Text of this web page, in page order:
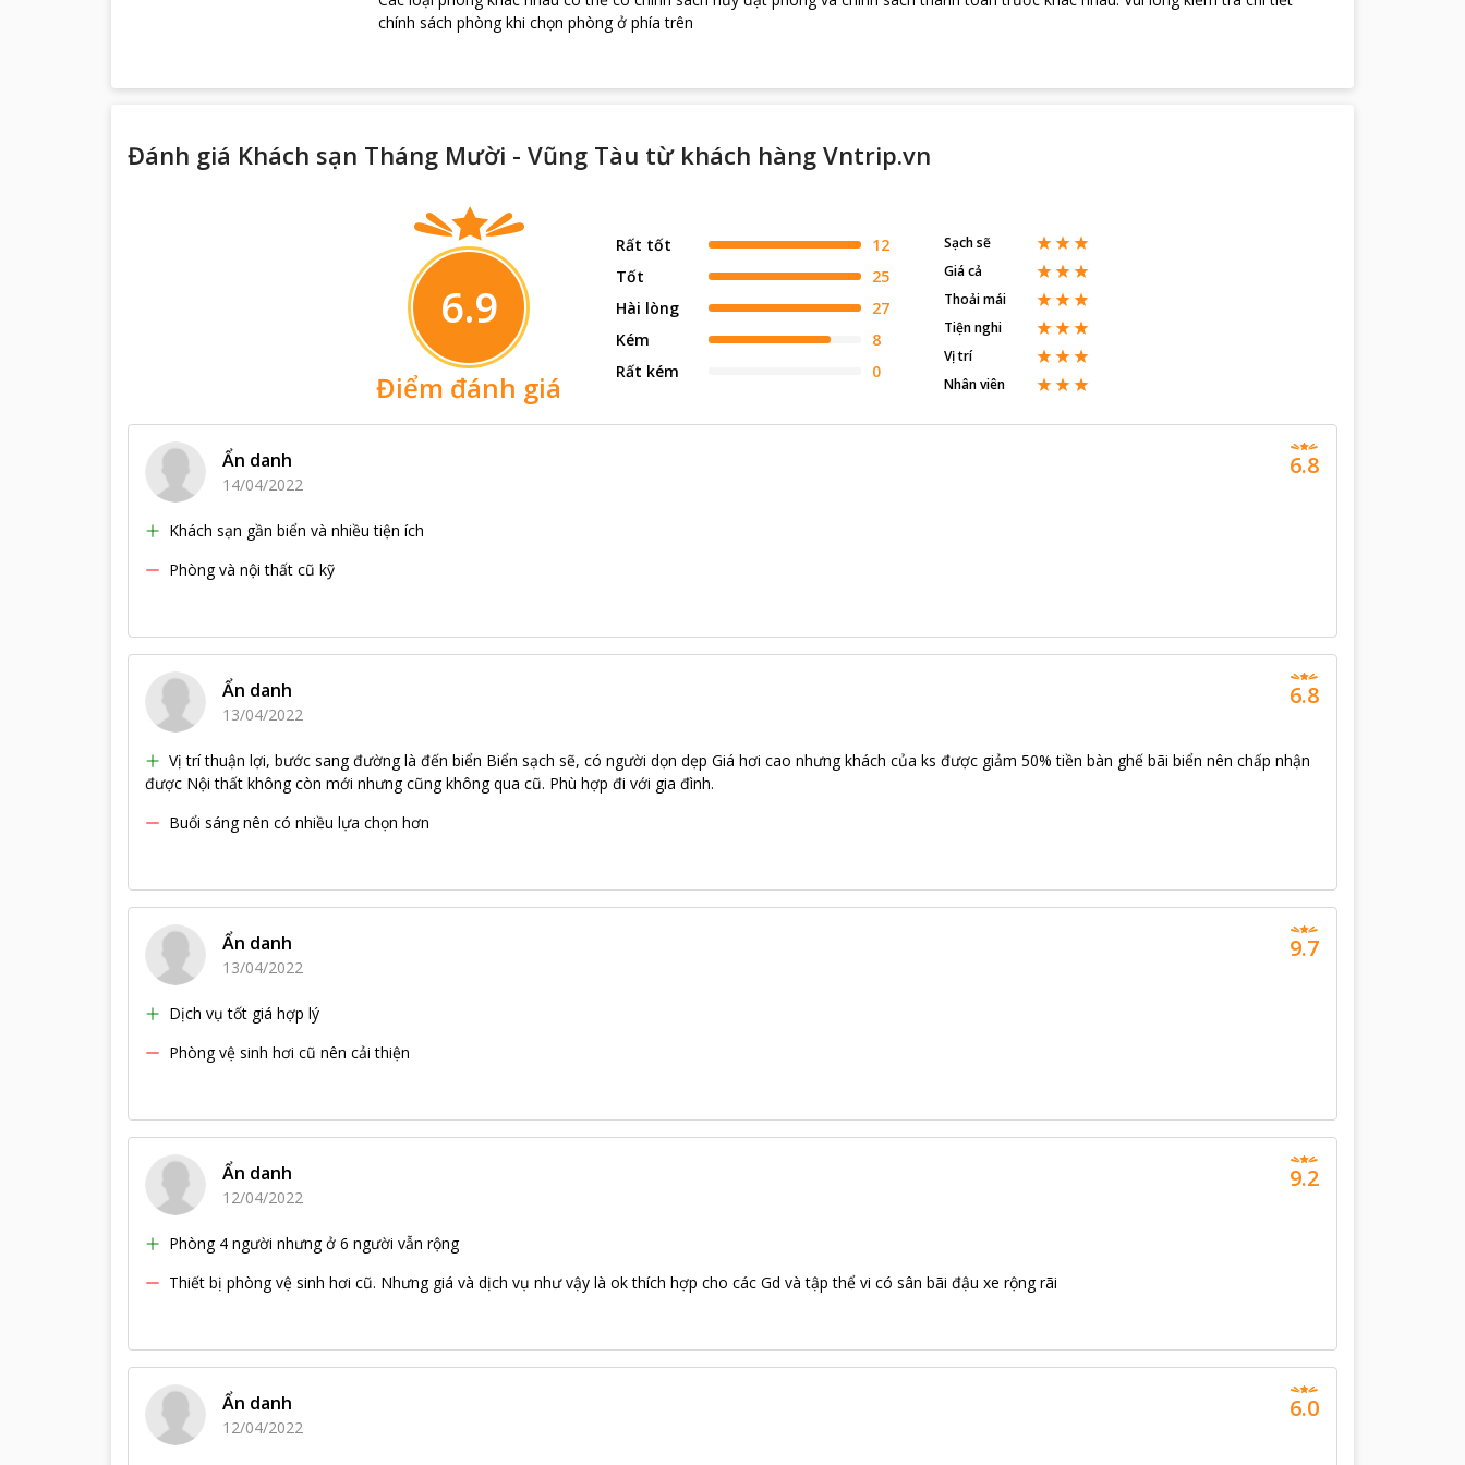
chính sách phòng khi chọn phòng ở phía trên
Đánh giá Khách sạn Tháng Mười - Vũng Tàu từ khách hàng Vntrip.vn
6.9
Điểm đánh giá
Rất tốt
12
Tốt
25
Hài lòng
27
Kém
8
Rất kém
0
Sạch sẽ
Giá cả
Thoải mái
Tiện nghi
Vị trí
Nhân viên
Ẩn danh
14/04/2022
Khách sạn gần biển và nhiều tiện ích
Phòng và nội thất cũ kỹ
6.8
Ẩn danh
13/04/2022
Vị trí thuận lợi, bước sang đường là đến biển Biển sạch sẽ, có người dọn dẹp Giá hơi cao nhưng khách của ks được giảm 50% tiền bàn ghế bãi biển nên chấp nhận
được Nội thất không còn mới nhưng cũng không qua cũ. Phù hợp đi với gia đình.
Buổi sáng nên có nhiều lựa chọn hơn
6.8
Ẩn danh
13/04/2022
Dịch vụ tốt giá hợp lý
Phòng vệ sinh hơi cũ nên cải thiện
9.7
Ẩn danh
12/04/2022
Phòng 4 người nhưng ở 6 người vẫn rộng
Thiết bị phòng vệ sinh hơi cũ. Nhưng giá và dịch vụ như vậy là ok thích hợp cho các Gd và tập thể vi có sân bãi đậu xe rộng rãi
9.2
Ẩn danh
12/04/2022
6.0